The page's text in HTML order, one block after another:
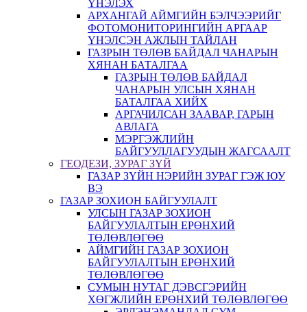
ҮНЭЛЭХ
АРХАНГАЙ АЙМГИЙН БЭЛЧЭЭРИЙГ
ФОТОМОНИТОРИНГИЙН АРГААР
ҮНЭЛСЭН АЖЛЫН ТАЙЛАН
ГАЗРЫН ТӨЛӨВ БАЙДАЛ ЧАНАРЫН
ХЯНАН БАТАЛГАА
ГАЗРЫН ТӨЛӨВ БАЙДАЛ
ЧАНАРЫН УЛСЫН ХЯНАН
БАТАЛГАА ХИЙХ
АРГАЧИЛСАН ЗААВАР, ГАРЫН
АВЛАГА
МЭРГЭЖЛИЙН
БАЙГУУЛЛАГУУДЫН ЖАГСААЛТ
ГЕОДЕЗИ, ЗУРАГ ЗҮЙ
ГАЗАР ЗҮЙН НЭРИЙН ЗУРАГ ГЭЖ ЮУ
ВЭ
ГАЗАР ЗОХИОН БАЙГУУЛАЛТ
УЛСЫН ГАЗАР ЗОХИОН
БАЙГУУЛАЛТЫН ЕРӨНХИЙ
ТӨЛӨВЛӨГӨӨ
АЙМГИЙН ГАЗАР ЗОХИОН
БАЙГУУЛАЛТЫН ЕРӨНХИЙ
ТӨЛӨВЛӨГӨӨ
СУМЫН НУТАГ ДЭВСГЭРИЙН
ХӨГЖЛИЙН ЕРӨНХИЙ ТӨЛӨВЛӨГӨӨ